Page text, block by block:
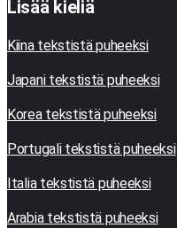
Lisää kieliä
Kiina tekstistä puheeksi
Japani tekstistä puheeksi
Korea tekstistä puheeksi
Portugali tekstistä puheeksi
Italia tekstistä puheeksi
Arabia tekstistä puheeksi